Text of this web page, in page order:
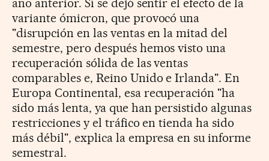
año anterior. Sí se dejó sentir el efecto de la
variante ómicron, que provocó una
"disrupción en las ventas en la mitad del
semestre, pero después hemos visto una
recuperación sólida de las ventas
comparables e, Reino Unido e Irlanda". En
Europa Continental, esa recuperación "ha
sido más lenta, ya que han persistido algunas
restricciones y el tráfico en tienda ha sido
más débil", explica la empresa en su informe
semestral.